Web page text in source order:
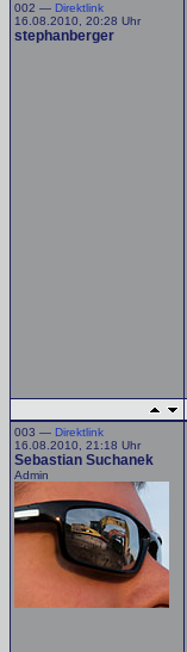
002 — Direktlink
16.08.2010, 20:28 Uhr
stephanberger
003 — Direktlink
16.08.2010, 21:18 Uhr
Sebastian Suchanek
Admin